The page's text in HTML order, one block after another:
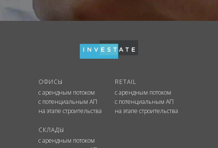
ОФИСЫ
с арендным потоком
с потенциальным АП
на этапе строительства
RETAIL
с арендным потоком
с потенциальным АП
на этапе строительства
СКЛАДЫ
с арендным потоком